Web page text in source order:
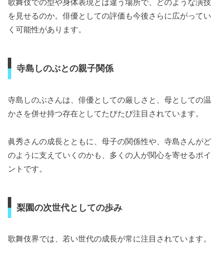
歌舞伎での型や身体表現とは違う場所で、どのような演技
を見せるのか。俳優としての評価も今後さらに広がってい
く可能性があります。
寺島しのぶとの親子関係
寺島しのぶさんは、俳優としての厳しさと、母としての温
かさを併せ持つ存在としてたびたび注目されています。
眞秀さんの成長とともに、母子の関係性や、寺島さんがど
のように支えていくのかも、多くの人が関心を寄せるポイ
ントです。
梨園の次世代としての歩み
歌舞伎界では、若い世代の成長が常に注目されています。